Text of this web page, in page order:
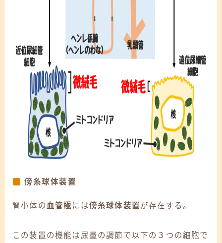
傍糸球体装置
腎小体の 血管極 には傍糸球体装置が存在する。
この装置の機能は尿量の調節で以下の３つの細胞で